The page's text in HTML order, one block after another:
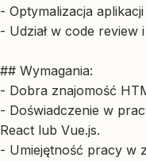
- Optymalizacja
- Udział w code review
## Wymagania:
- Dobra znajomość
- Doświadczenie w
React lub Vue.js.
- Umiejętność pracy w